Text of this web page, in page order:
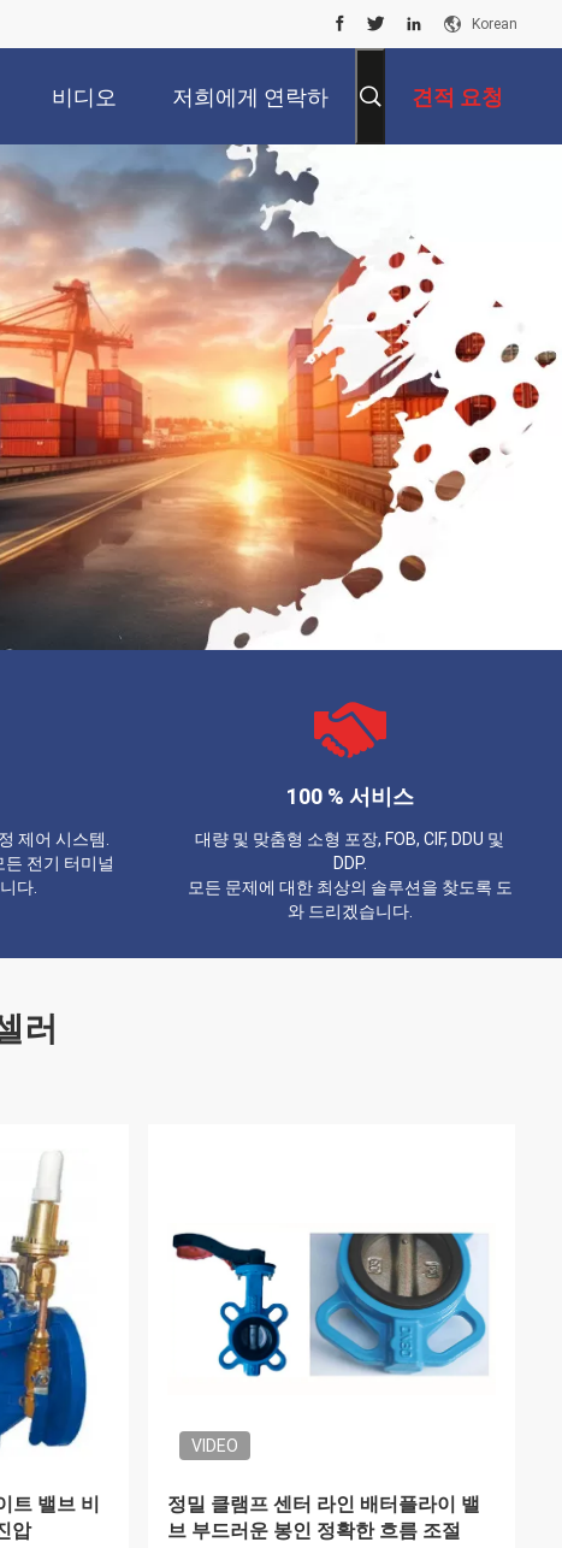
Korean
비디오 저희에게 연락하
십시오
견적 요청
제어 시스템.
전기 터미널
다.
100 % 서비스
대량 및 맞춤형 소형 포장, FOB, CIF, DDU 및
DDP.
모든 문제에 대한 최상의 솔루션을 찾도록 도
와 드리겠습니다.
러
이너 문에
DDP 해상 및 항공 서비스 중국에서 스
위스